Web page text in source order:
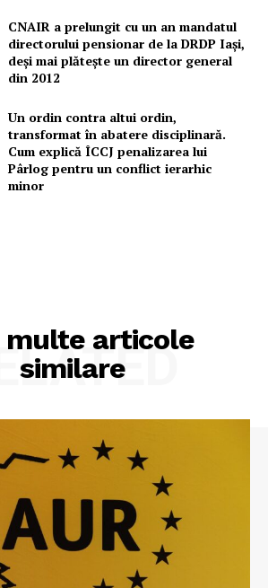
CNAIR a prelungit cu un an mandatul
directorului pensionar de la DRDP Iași,
deși mai plătește un director general
din 2012
Un ordin contra altui ordin,
transformat în abatere disciplinară.
Cum explică ÎCCJ penalizarea lui
Pârlog pentru un conflict ierarhic
minor
multe articole
similare